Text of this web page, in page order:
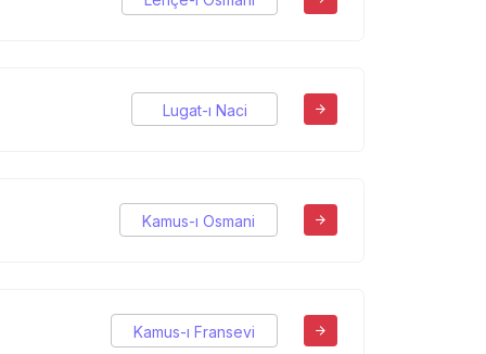
Lugat-ı Naci
Kamus-ı Osmani
Kamus-ı Fransevi